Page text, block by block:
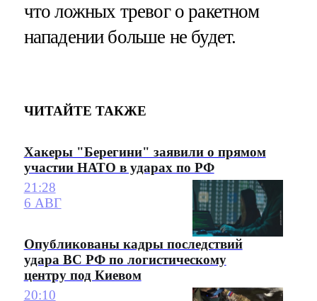
что ложных тревог о ракетном
нападении больше не будет.
ЧИТАЙТЕ ТАКЖЕ
Хакеры "Берегини" заявили о прямом
участии НАТО в ударах по РФ
21:28
6 АВГ
Опубликованы кадры последствий
удара ВС РФ по логистическому
центру под Киевом
20:10